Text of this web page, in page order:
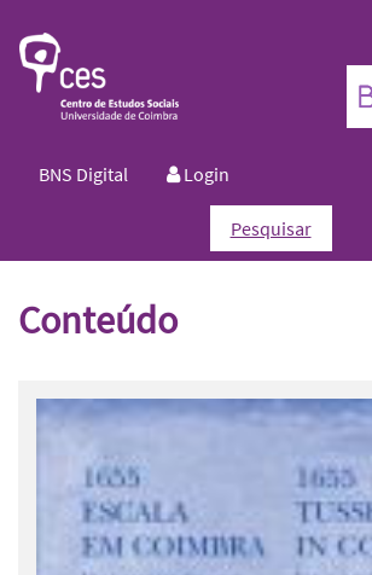
BNS Digital Login
Pesquisar
Conteúdo